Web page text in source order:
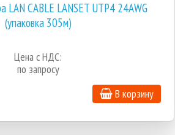
LAN CABLE LANSET UTP4 24AWG
(упаковка 305м)
Цена с НДС:
по запросу
В корзину